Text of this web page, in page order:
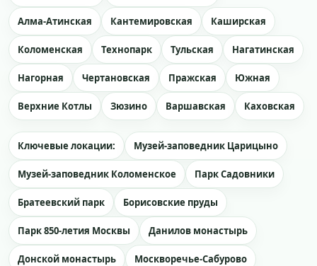
Алма-Атинская Кантемировская Каширская
Коломенская Технопарк Тульская Нагатинская
Нагорная Чертановская Пражская Южная
Верхние Котлы Зюзино Варшавская Каховская
Ключевые локации: Музей-заповедник Царицыно
Музей-заповедник Коломенское Парк Садовники
Братеевский парк Борисовские пруды
Парк 850-летия Москвы Данилов монастырь
Донской монастырь Москворечье-Сабурово